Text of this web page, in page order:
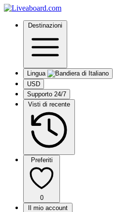
Destinazioni
Lingua
USD
Supporto 24/7
Visti di recente
Preferiti
0
Il mio account